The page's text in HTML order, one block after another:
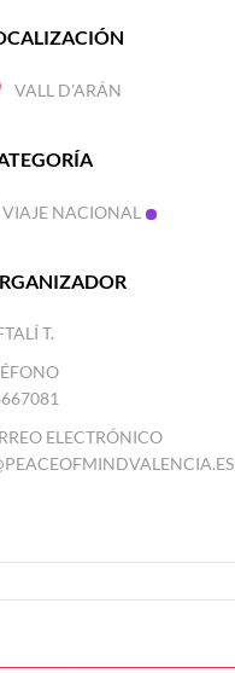
VALL D'ARÁN
VIAJE NACIONAL
T.
ELECTRÓNICO